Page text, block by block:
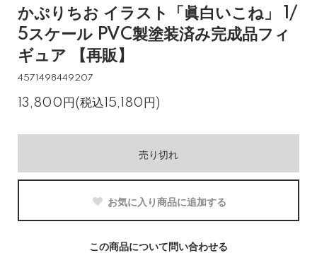
かぷりちお イラスト「眞白いこね」 1/
5スケール PVC製塗装済み完成品フィ
ギュア 【再販】
4571498449207
13,800円(税込15,180円)
売り切れ
お気に入り商品に追加する
この商品について問い合わせる